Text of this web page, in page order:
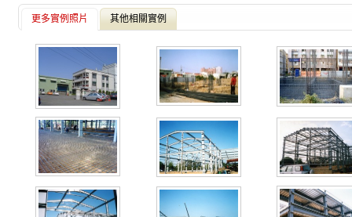
更多實例照片 其他相關實例